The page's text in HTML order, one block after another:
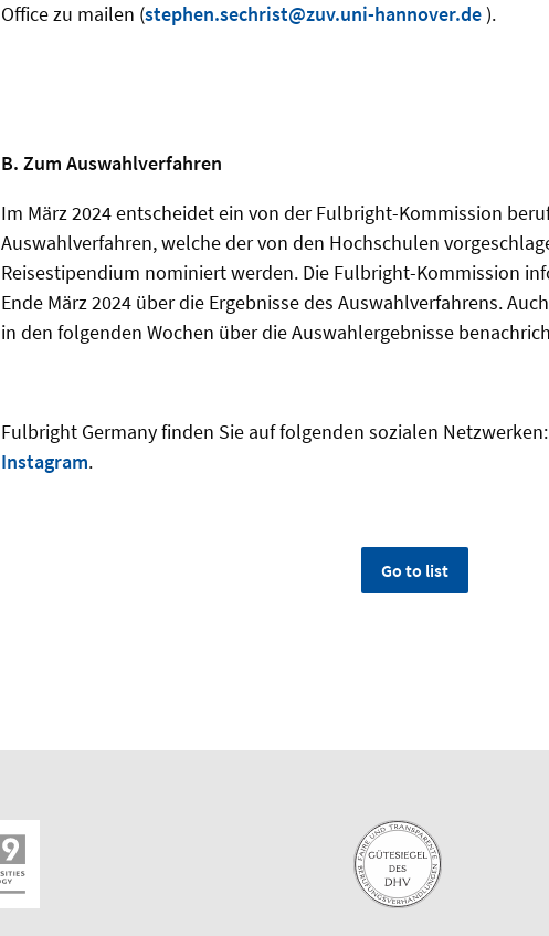
Office zu mailen (stephen.sechrist@zuv.uni-hannover.de).
B. Zum Auswahlverfahren
Im März 2024 entscheidet ein von der Fulbright-Kommission
Auswahlverfahren, welche der von den Hochschulen
Reisestipendium nominiert werden. Die Fulbright-Kommission
Ende März 2024 über die Ergebnisse des Auswahlverfahrens.
in den folgenden Wochen über die Auswahlergebnisse
Fulbright Germany finden Sie auf folgenden sozialen Netzwerken:
Instagram.
Go to list